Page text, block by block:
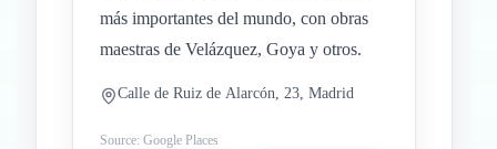
más importantes del mundo, con obras
maestras de Velázquez, Goya y otros.
Calle de Ruiz de Alarcón, 23, Madrid
Source: Google Places